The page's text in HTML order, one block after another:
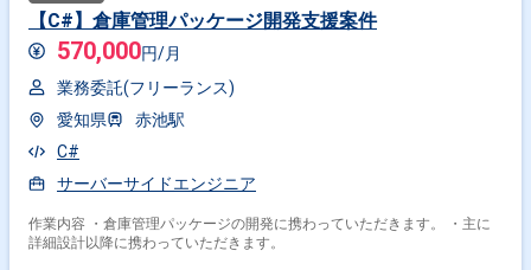
【C#】倉庫管理パッケージ開発支援案件
570,000円/月
業務委託(フリーランス)
愛知県
赤池駅
C#
サーバーサイドエンジニア
作業内容 ・倉庫管理パッケージの開発に携わっていただきます。 ・主に
詳細設計以降に携わっていただきます。